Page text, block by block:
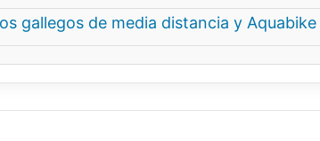
gallegos de media distancia y Aquabike